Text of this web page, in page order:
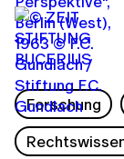
Forschung